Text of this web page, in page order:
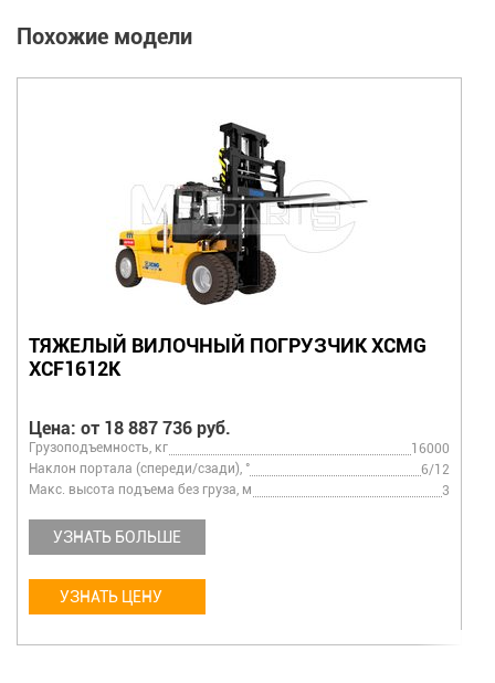
Похожие модели
ТЯЖЕЛЫЙ ВИЛОЧНЫЙ ПОГРУЗЧИК XCMG
XCF2012K
Цена: от 29 435 428 руб.
Грузоподъемность, кг
20000
Наклон портала (спереди/сзади), °
6/10
Макс. высота подъема без груза, м
УЗНАТЬ БОЛЬШЕ
УЗНАТЬ ЦЕНУ